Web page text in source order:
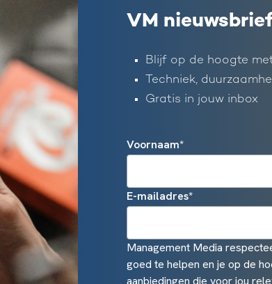
VM
Blijf op de hoogte
Techniek,
Gratis in jouw inbox
Voornaam*
E-mailadres*
Management Media
goed te helpen en je op de
aanbiedingen die voor jou